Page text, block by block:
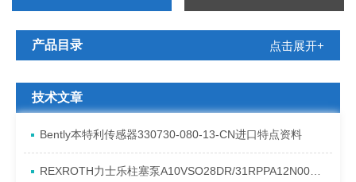
产品目录 点击展开+
技术文章
Bently本特利传感器330730-080-13-CN进口特点资料
REXROTH力士乐柱塞泵A10VSO28DR/31RPPA12N00产品资料简介